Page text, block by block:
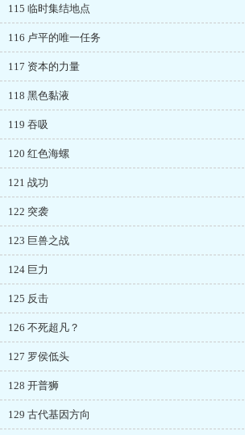
115 临时集结地点
116 卢平的唯一任务
117 资本的力量
118 黑色黏液
119 吞吸
120 红色海螺
121 战功
122 突袭
123 巨兽之战
124 巨力
125 反击
126 不死超凡？
127 罗侯低头
128 开普狮
129 古代基因方向